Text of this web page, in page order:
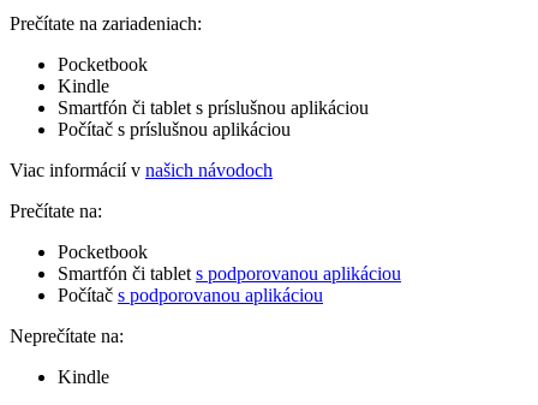
Prečítate na zariadeniach:
Pocketbook
Kindle
Smartfón či tablet s príslušnou aplikáciou
Počítač s príslušnou aplikáciou
Viac informácií v našich návodoch
Prečítate na:
Pocketbook
Smartfón či tablet s podporovanou aplikáciou
Počítač s podporovanou aplikáciou
Neprečítate na:
Kindle